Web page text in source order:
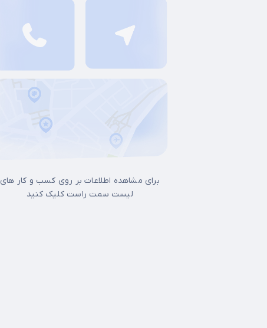
برای مشاهده اطلاعات بر روی کسب و کار های
لیست سمت راست کلیک کنید